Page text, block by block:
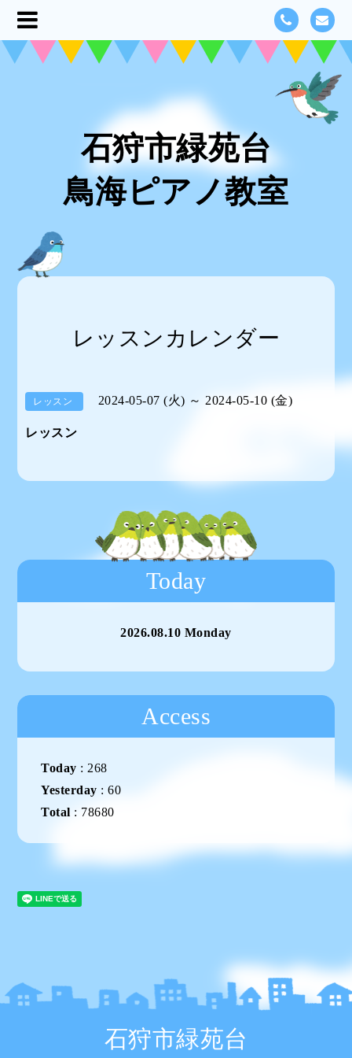
石狩市緑苑台
鳥海ピアノ教室
レッスンカレンダー
レッスン 2024-05-07 (火) ～ 2024-05-10 (金)
レッスン
Today
2026.08.10 Monday
Access
Today : 268
Yesterday :60
Total : 78680
石狩市緑苑台